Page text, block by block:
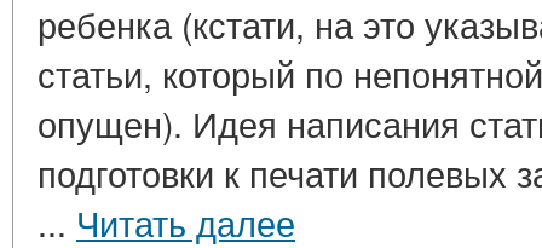
ребенка (кстати, на это
статьи, который по
опущен). Идея написания
подготовки к печати
... Читать далее